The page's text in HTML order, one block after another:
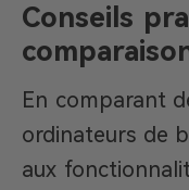
Conseils
En comparant
ordinateurs de
aux